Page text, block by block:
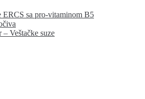
sa pro-vitaminom B5
Veštačke suze